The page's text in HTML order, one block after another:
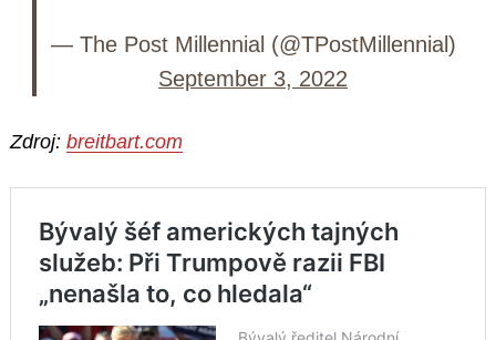
— The Post Millennial (@TPostMillennial)
September 3, 2022
Zdroj: breitbart.com